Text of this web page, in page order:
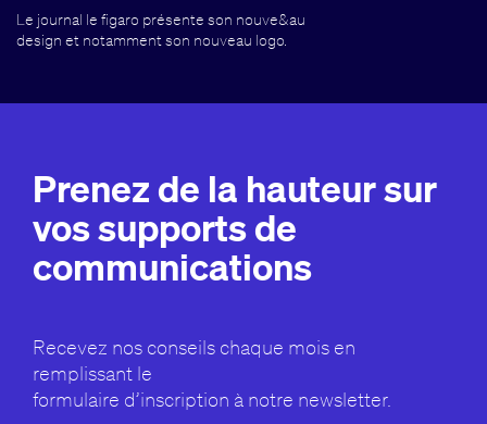
Le journal le figaro présente son nouve&au
design et notamment son nouveau logo.
Prenez de la hauteur sur
vos supports de
communications
Recevez nos conseils chaque mois en
remplissant le
formulaire d’inscription à notre newsletter.